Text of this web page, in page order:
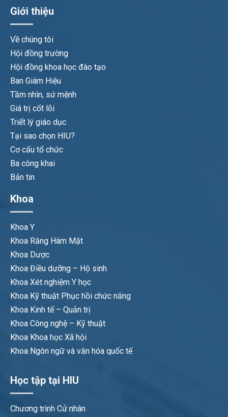
Giới thiệu
Về chúng tôi
Hội đồng trường
Hội đồng khoa học đào tạo
Ban Giám Hiệu
Tầm nhìn, sứ mệnh
Giá trị cốt lõi
Triết lý giáo dục
Tại sao chọn HIU?
Cơ cấu tổ chức
Ba công khai
Bản tin
Khoa
Khoa Y
Khoa Răng Hàm Mặt
Khoa Dược
Khoa Điều dưỡng – Hộ sinh
Khoa Xét nghiệm Y học
Khoa Kỹ thuật Phục hồi chức năng
Khoa Kinh tế – Quản trị
Khoa Công nghệ – Kỹ thuật
Khoa Khoa học Xã hội
Khoa Ngôn ngữ và văn hóa quốc tế
Học tập tại HIU
Chương trình Cử nhân